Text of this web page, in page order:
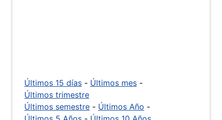
Últimos 15 días - Últimos mes -
Últimos trimestre
Últimos semestre - Últimos Año -